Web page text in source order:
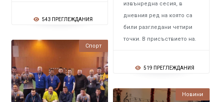
543 ПРЕГЛЕЖДАНИЯ
извънредна сесия, в
дневния ред на която са
били разгледани четири
точки. В присъствието на.
519 ПРЕГЛЕЖДАНИЯ
Спорт
Новини